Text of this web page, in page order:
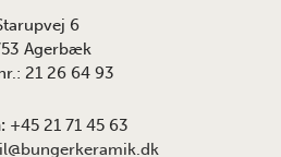
6
Agerbæk
21 26 64 93
+45 21 71 45 63